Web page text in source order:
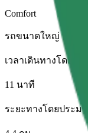
Comfort
รถขนาดใหญ่ นั่งสบ
เวลาเดินทางโดยปร
11 นาที
ระยะทางโดยประมา